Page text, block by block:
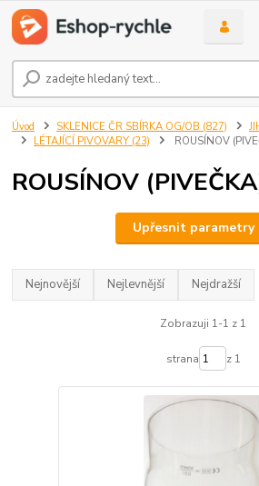
Úvod SKLENICE ČR SBÍRKA OG/OB (827)
LÉTAJÍCÍ PIVOVARY (23)
ROUSÍNOV
ROUSÍNOV
Upřesnit parametry
Nejnovější Nejlevnější Nejdražší
Zobrazuji 1-1 z 1
strana z 1